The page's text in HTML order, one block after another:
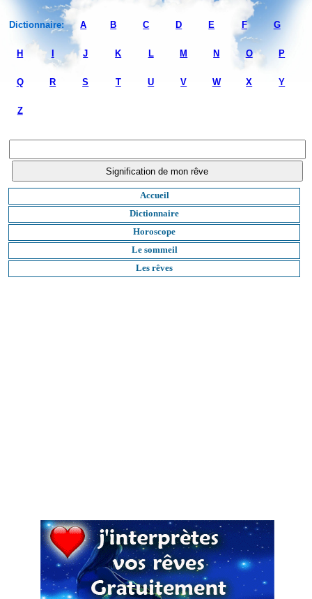
Dictionnaire: A B C D E F G
H J K L M N O P
Q R S T U V W X Y
Z
Accueil
Dictionnaire
Horoscope
Le sommeil
Les rêves